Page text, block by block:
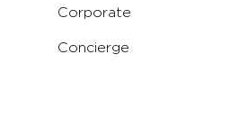
Corporate
Concierge